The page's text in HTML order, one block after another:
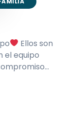
Ellos son
el equipo